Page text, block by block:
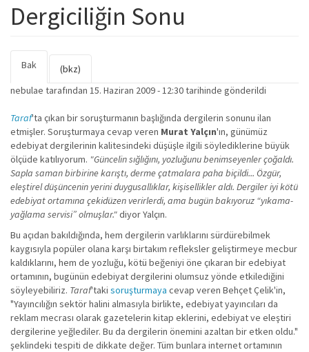
Dergiciliğin Sonu
Birincil sekmeler
Bak
sekme)
(bkz)
nebulae tarafından 15. Haziran 2009 - 12:30 tarihinde gönderildi
Taraf'ta çıkan bir soruşturmanın başlığında dergilerin sonunu ilan
etmişler. Soruşturmaya cevap veren Murat Yalçın'ın, günümüz
edebiyat dergilerinin kalitesindeki düşüşle ilgili söylediklerine büyük
ölçüde katılıyorum. "Güncelin sığlığını, yozluğunu benimseyenler çoğaldı.
Sapla saman birbirine karıştı, derme çatmalara paha biçildi... Özgür,
eleştirel düşüncenin yerini duygusallıklar, kişisellikler aldı. Dergiler iyi kötü
edebiyat ortamına çekidüzen verirlerdi, ama bugün bakıyoruz “yıkama-
yağlama servisi” olmuşlar."diyor Yalçın.
Bu açıdan bakıldığında, hem dergilerin varlıklarını sürdürebilmek
kaygısıyla popüler olana karşı birtakım refleksler geliştirmeye mecbur
kaldıklarını, hem de yozluğu, kötü beğeniyi öne çıkaran bir edebiyat
ortamının, bugünün edebiyat dergilerini olumsuz yönde etkilediğini
söyleyebiliriz. Taraf'taki soruşturmaya cevap veren Behçet Çelik'in,
"Yayıncılığın sektör halini almasıyla birlikte, edebiyat yayıncıları da
reklam mecrası olarak gazetelerin kitap eklerini, edebiyat ve eleştiri
dergilerine yeğlediler. Bu da dergilerin önemini azaltan bir etken oldu."
şeklindeki tespiti de dikkate değer. Tüm bunlara internet ortamının